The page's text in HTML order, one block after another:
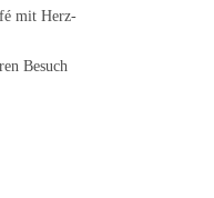
mit Herz-
Besuch